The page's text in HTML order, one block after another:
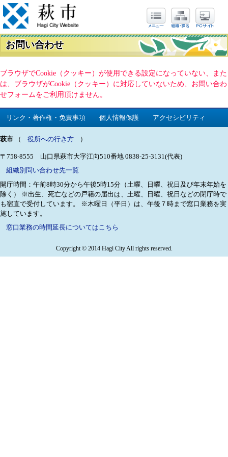
お問い合わせ
ブラウザでCookie（クッキー）が使用できる設定になっていない、また
は、ブラウザがCookie（クッキー）に対応していないため、お問い合わ
せフォームをご利用頂けません。
リンク・著作権・免責事項 個人情報保護 アクセシビリティ
萩市 （ 役所への行き方 ）
〒758-8555 山口県萩市大字江向510番地 0838-25-3131(代表)
組織別問い合わせ先一覧
開庁時間：午前8時30分から午後5時15分（土曜、日曜、祝日及び年末年始を
除く）
※出生、死亡などの戸籍の届出は、土曜、日曜、祝日などの閉庁時で
も宿直で受付しています。
※木曜日（平日）は、午後７時まで窓口業務を実
施しています。
窓口業務の時間延長についてはこちら
Copyright © 2014 Hagi City All rights reserved.